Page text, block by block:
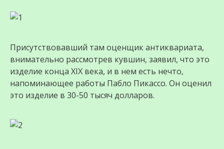
Присутствовавший там оценщик антиквариата,
внимательно рассмотрев кувшин, заявил, что это
изделие конца XIX века, и в нем есть нечто,
напоминающее работы Пабло Пикассо. Он оценил
это изделие в 30-50 тысяч долларов.